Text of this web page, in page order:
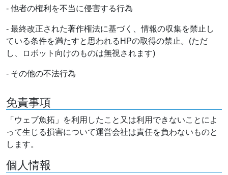
- 他者の権利を不当に侵害する行為
- 最終改正された著作権法に基づく、情報の収集を禁止し
ている条件を満たすと思われるHPの取得の禁止。(ただ
し、ロボット向けのものは無視されます)
- その他の不法行為
免責事項
「ウェブ魚拓」を利用したこと又は利用できないことによ
って生じる損害について運営会社は責任を負わないものと
します。
個人情報